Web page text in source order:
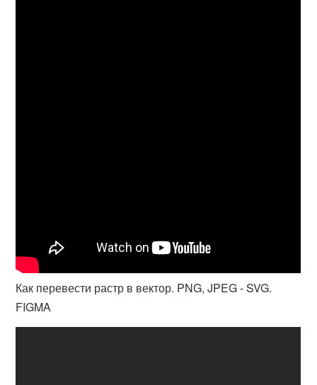
Как перевести растр в вектор. PNG, JPEG - SVG.
FIGMA